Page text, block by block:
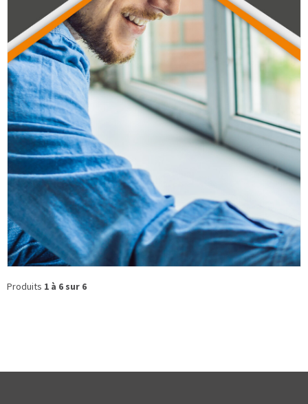
Produits 1 à 6 sur 6